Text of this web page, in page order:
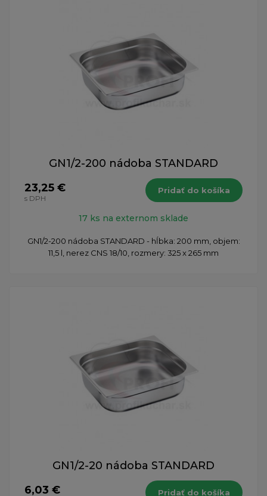
GN1/2-200 nádoba STANDARD
23,25 €
s DPH
Pridať do košíka
17 ks na externom sklade
GN1/2-200 nádoba STANDARD - hĺbka: 200 mm, objem:
11,5 l, nerez CNS 18/10, rozmery: 325 x 265 mm
GN1/2-20 nádoba STANDARD
6,03 €
Pridať do košíka